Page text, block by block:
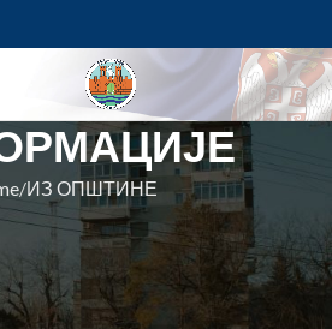
ИЗ ОПШТИНЕ
ИЗ ОПШТИНЕ
О ТРЕЋЕМ
БУЏЕТА 2022.